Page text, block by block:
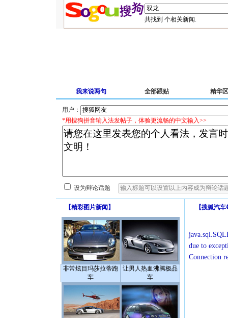
共找到 个相关新闻.
我来说两句 全部跟贴 精华区
用户：
*用搜狗拼音输入法发帖子，体验更流畅的中文输入>>
设为辩论话题
【精彩图片新闻 】
非常炫目玛莎拉蒂跑
车
让男人热血沸腾极品
车
【搜狐汽车
due to
Connection